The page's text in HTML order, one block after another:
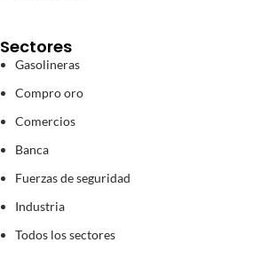
Sectores
Gasolineras
Compro oro
Comercios
Banca
Fuerzas de seguridad
Industria
Todos los sectores